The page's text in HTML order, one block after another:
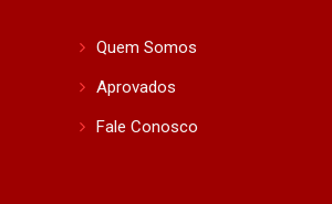
Quem Somos
Aprovados
Fale Conosco